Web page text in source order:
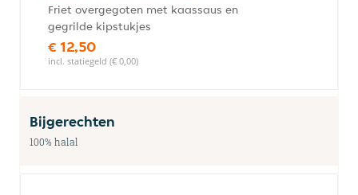
Friet overgegoten met kaassaus en
gegrilde kipstukjes
€ 12,50
incl. statiegeld (€ 0,00)
Bijgerechten
100% halal